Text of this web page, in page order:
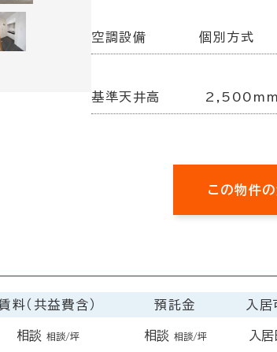
空調設備 個別方式
基準天井高
この物件
料（共益費含） 預託金 入
相談 相談/坪 相談 相談/坪 入